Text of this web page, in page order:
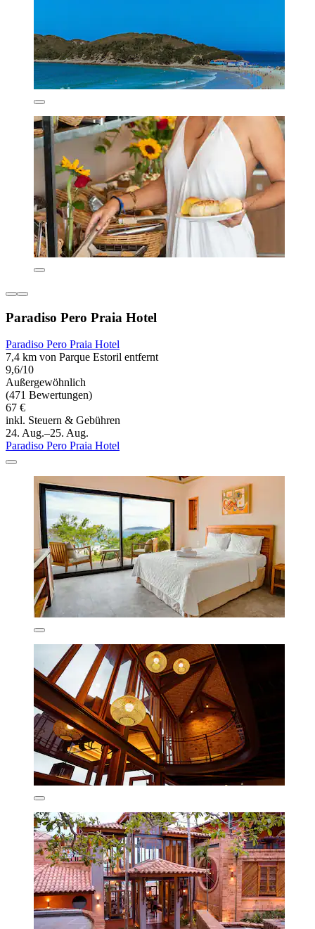
Paradiso Pero Praia Hotel
Paradiso Pero Praia Hotel
7,4 km von Parque Estoril entfernt
9,6/10
Außergewöhnlich
(471 Bewertungen)
67 €
inkl. Steuern & Gebühren
24. Aug.–25. Aug.
Paradiso Pero Praia Hotel